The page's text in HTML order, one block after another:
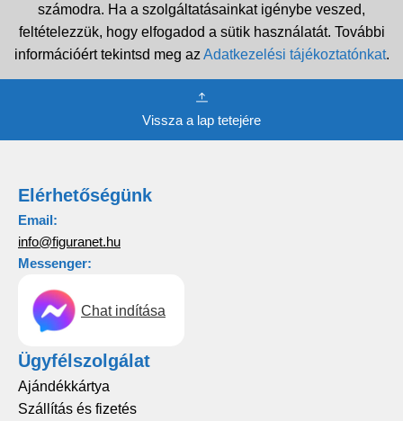
számodra. Ha a szolgáltatásainkat igénybe veszed,
feltételezzük, hogy elfogadod a sütik használatát. További
információért tekintsd meg az Adatkezelési tájékoztatónkat.
Vissza a lap tetejére
Elérhetőségünk
Email:
info@figuranet.hu
Messenger:
Chat indítása
Ügyfélszolgálat
Ajándékkártya
Szállítás és fizetés